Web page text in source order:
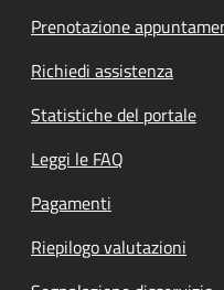
Prenotazione
Richiedi assistenza
Statistiche del portale
Leggi le FAQ
Pagamenti
Riepilogo valutazioni